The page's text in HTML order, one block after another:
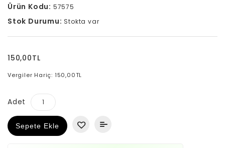
Ürün Kodu: 57575
Stok Durumu: Stokta var
150,00TL
Vergiler Hariç: 150,00TL
Adet
Sepete Ekle